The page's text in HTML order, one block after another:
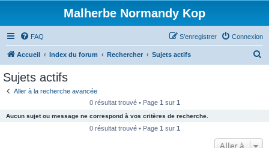
Malherbe Normandy Kop
FAQ Connexion
S’enregistrer
Accueil Index du forum Rechercher Sujets actifs
c
Sujets actifs
Aller à la recherche avancée
0 résultat trouvé • Page 1 sur 1
Aucun sujet ou message ne correspond à vos critères de recherche.
0 résultat trouvé • Page 1 sur 1
Aller à